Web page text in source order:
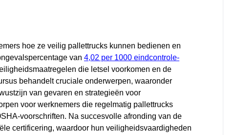
hoe ze veilig pallettrucks kunnen bedienen en
van 4,02 per 1000 eindcontrole-
die letsel voorkomen en de
behandelt cruciale onderwerpen, waaronder
van gevaren en strategieën voor
voor werknemers die regelmatig pallettrucks
voorschriften. Na succesvolle afronding van de
certificering, waardoor hun veiligheidsvaardigheden